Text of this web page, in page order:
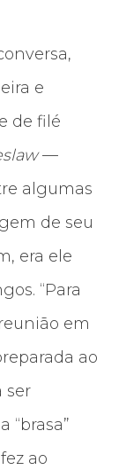
e
de filé
—
algumas
de seu
era ele
“Para
em
ao
ser
“brasa”
ao